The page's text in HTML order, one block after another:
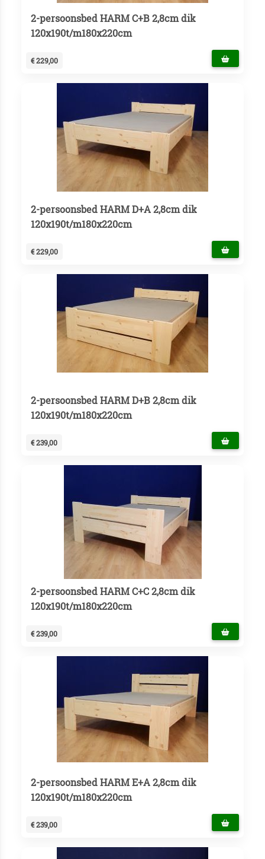
2-persoonsbed HARM C+B 2,8cm dik
120x190t/m180x220cm
€ 229,00
2-persoonsbed HARM D+A 2,8cm dik
120x190t/m180x220cm
€ 229,00
2-persoonsbed HARM D+B 2,8cm dik
120x190t/m180x220cm
€ 239,00
2-persoonsbed HARM C+C 2,8cm dik
120x190t/m180x220cm
€ 239,00
2-persoonsbed HARM E+A 2,8cm dik
120x190t/m180x220cm
€ 239,00